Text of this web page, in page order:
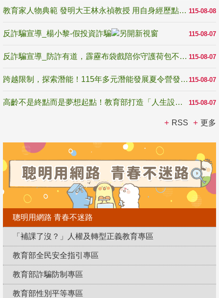
115-08-08
教育家人物典範 發明大王林永禎教授 用自身經歷點亮學生的路
115-08-07
反詐騙宣導_楊小黎-假投資詐騙
115-08-07
反詐騙宣導_防詐有道，霹靂布袋戲陪你守護荷包不受騙
115-08-07
跨越限制，探索潛能！115年多元潛能發展夏令營發掘生命無限可能
115-08-07
高齡不是終點而是夢想起點！教育部打造「人生設計夢工場」 參展第3屆高齡健康產業博覽會
RSS 更多
聰明用網路 青春不迷路
「補課了沒？」人權及轉型正義教育專區
教育部全民安全指引專區
教育部詐騙防制專區
教育部性別平等專區